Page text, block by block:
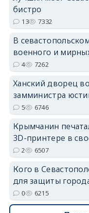
бистро
13 7332
В
военного и
4 7262
Ханский дворец
замминистра
5 6746
Крымчанин
3D-принтере в
2 6507
Кого в
для защиты
0 6215